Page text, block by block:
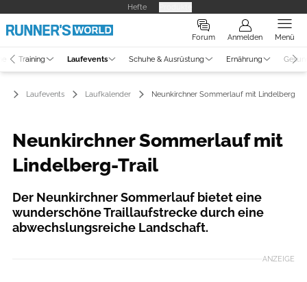
Hefte
Forum Anmelden Menü
Training Laufevents Schuhe & Ausrüstung Ernährung
Laufevents Laufkalender Neunkirchner Sommerlauf mit Lindelberg-
Neunkirchner Sommerlauf mit
Lindelberg-Trail
Der Neunkirchner Sommerlauf bietet eine
wunderschöne Traillaufstrecke durch eine
abwechslungsreiche Landschaft.
ANZEIGE